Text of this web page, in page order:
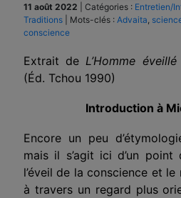
11 août 2022 Catégories : Entretien/
Traditions
Mots-clés : Advaita
conscience
Extrait de L’Homme éveillé
(Éd. Tchou 1990)
Introduction à
Encore un peu
mais il s’agit ici d’un
l’éveil de la conscience et
à travers un regard plus